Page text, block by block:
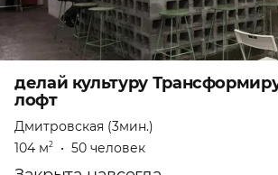
делай культуру
лофт
Дмитровская (3мин.)
104 м2 • 50 человек